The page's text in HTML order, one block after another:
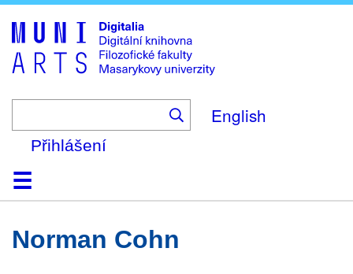
to
main
content
English
Přihlášení
DomůKolekce
Prohlížení
Vyhledávání
O platformě
Nápověda
KontaktDigitalia
Norman Cohn